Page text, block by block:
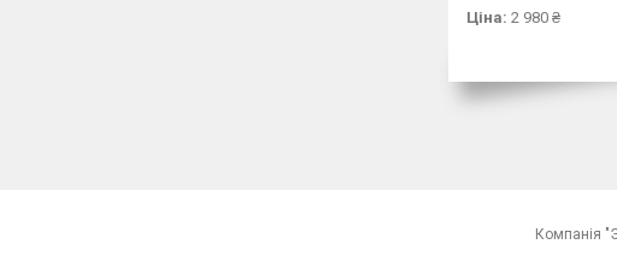
Ціна: 2 980 ₴